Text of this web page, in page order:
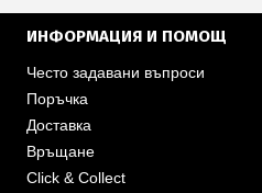
ИНФОРМАЦИЯ И ПОМОЩ
Често задавани въпроси
Поръчка
Доставка
Връщане
Click & Collect